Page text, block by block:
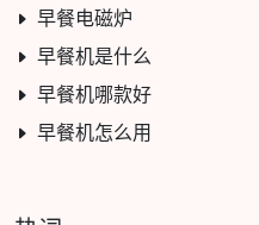
早餐电磁炉
早餐机是什么
早餐机哪款好
早餐机怎么用